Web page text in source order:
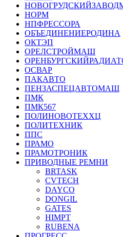
НОРМ
НПФРЕССОРА
ОБЪЕДИНЕНИЕРОДИНА
ОКТЭП
ОРЕЛСТРОЙМАШ
ОСВАР
ПАКАВТО
ПЕНЗАСПЕЦАВТОМАШ
ПМК
ПМК567
ПОЛИНОВОТЕХХЦ
ПОЛИТЕХНИК
ППС
ПРАМО
ПРАМОТРОНИК
ПРИВОДНЫЕ РЕМНИ
BRTASK
CVTECH
DAYCO
DONGIL
GATES
HIMPT
RUBENA